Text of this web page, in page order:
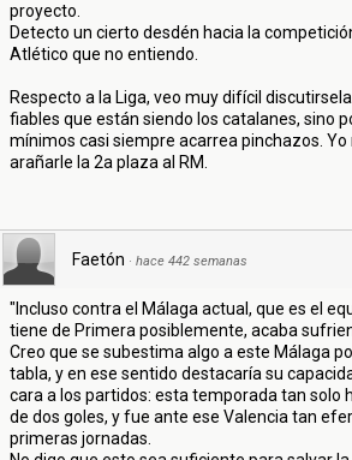
proyecto.
Detecto un cierto desdén hacia la
Atlético que no entiendo.
Respecto a la Liga, veo muy difícil
fiables que están siendo los catalanes, sino
mínimos casi siempre acarrea pinchazos.
arañarle la 2a plaza al RM.
Faetón · hace 442 semanas
"Incluso contra el Málaga actual, que es el
tiene de Primera posiblemente, acaba
Creo que se subestima algo a este Málaga
tabla, y en ese sentido destacaría su
cara a los partidos: esta temporada tan solo
de dos goles, y fue ante ese Valencia tan
primeras jornadas.